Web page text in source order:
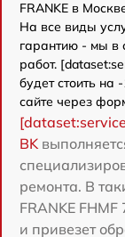
FRANKE в
На все виды
гарантию - мы в
работ.
будет стоить
сайте через
BK
ремонта. В
FRANKE
и привезет